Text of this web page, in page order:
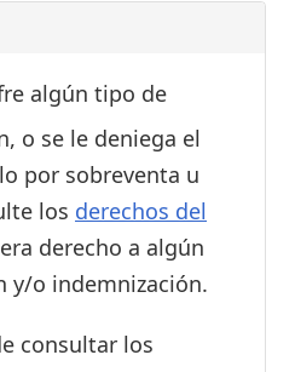
algún tipo de
o se le deniega el
por sobreventa u
los derechos del
derecho a algún
y/o indemnización.
consultar los